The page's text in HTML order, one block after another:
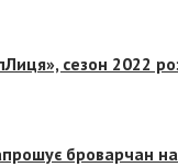
сезон 2022
броварчан